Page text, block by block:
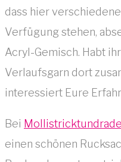
dass hier
Verfügung stehen,
Acryl-Gemisch. Habt
Verlaufsgarn dort
interessiert Eure
Bei
einen schönen